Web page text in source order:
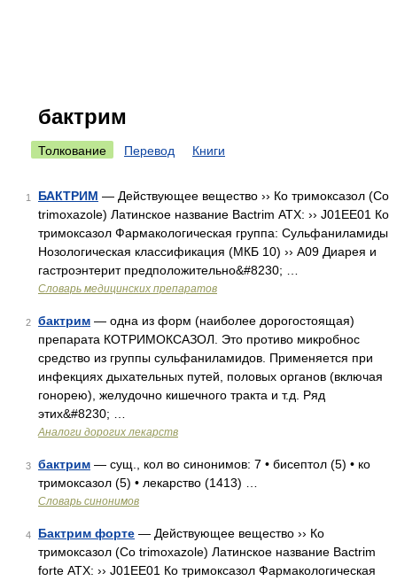
бактрим
Толкование Перевод Книги
1 БАКТРИМ — Действующее вещество ›› Ко тримоксазол (Co
trimoxazole) Латинское название Bactrim АТХ: ›› J01EE01 Ко
тримоксазол Фармакологическая группа: Сульфаниламиды
Нозологическая классификация (МКБ 10) ›› A09 Диарея и
гастроэнтерит предположительно&#8230; …
Словарь медицинских препаратов
2 бактрим — одна из форм (наиболее дорогостоящая)
препарата КОТРИМОКСАЗОЛ. Это противо микробнос
средство из группы сульфаниламидов. Применяется при
инфекциях дыхательных путей, половых органов (включая
гонорею), желудочно кишечного тракта и т.д. Ряд
этих&#8230; …
Аналоги дорогих лекарств
3 бактрим — сущ., кол во синонимов: 7 • бисептол (5) • ко
тримоксазол (5) • лекарство (1413) …
Словарь синонимов
4 Бактрим форте — Действующее вещество ›› Ко
тримоксазол (Co trimoxazole) Латинское название Bactrim
forte АТХ: ›› J01EE01 Ко тримоксазол Фармакологическая